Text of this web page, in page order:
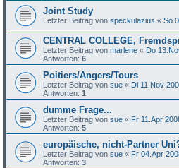
Joint Study
Letzter Beitrag vonspeckulazius «So
CENTRAL COLLEGE,
Letzter Beitrag vonmarlene « Do
Antworten:6
Poitiers/Angers/Tours
Letzter Beitrag vonsue « Di 11.Nov
Antworten:1
dumme Frage...
Letzter Beitrag vonsue « Fr 11.Apr
Antworten:5
europäische, nicht-Partner
Letzter Beitrag vonsue « Fr 04.Apr
Antworten:3